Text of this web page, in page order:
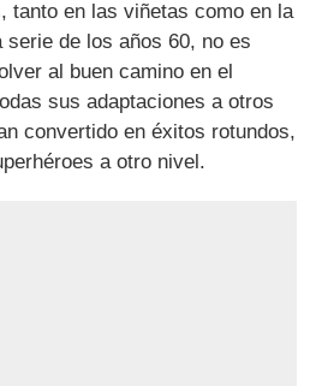
tanto en las viñetas como en la
de los años 60, no es
al buen camino en el
sus adaptaciones a otros
convertido en éxitos rotundos,
a otro nivel.